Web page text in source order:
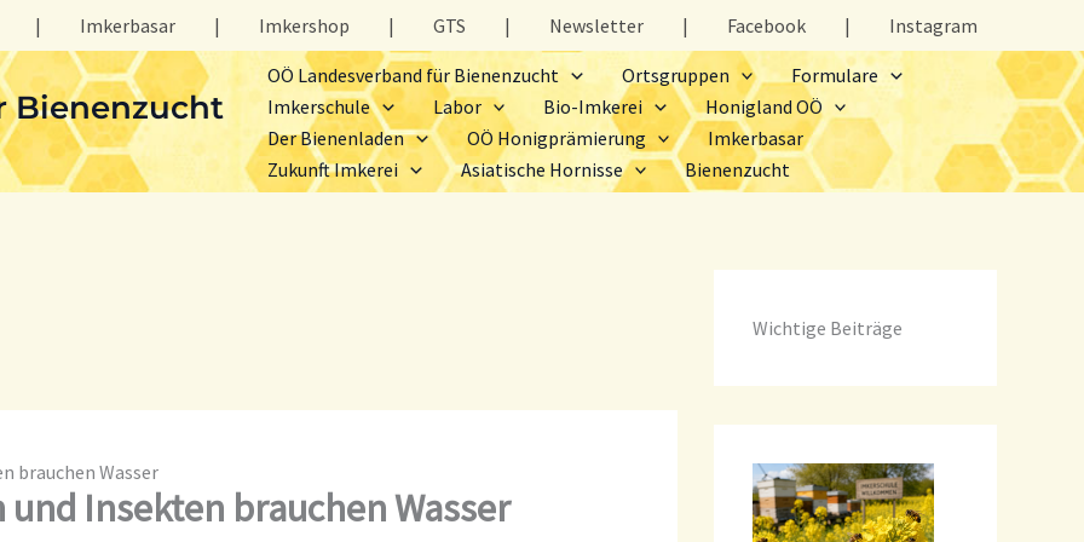
| Imkerbasar | Imkershop | GTS | Newsletter | Facebook | Instagram
Bienenzucht
OÖ Landesverband für Bienenzucht Ortsgruppen
Formulare
Imkerschule
Labor Bio-Imkerei
Honigland OÖ
Der Bienenladen
OÖ Honigprämierung
Imkerbasar
Zukunft Imkerei
Asiatische Hornisse Bienenzucht
brauchen Wasser
Insekten brauchen Wasser
Wichtige Beiträge